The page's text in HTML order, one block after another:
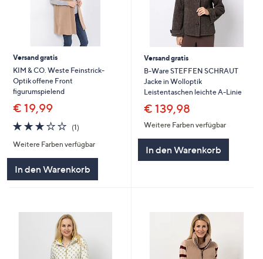
Versand gratis
KIM & CO. Weste Feinstrick-
Optik offene Front
figurumspielend
€ 19,99
3.0
von
5
(1)1
Weitere Farben verfügbar
In den Warenkorb
Versand gratis
B-Ware STEFFEN SCHRAUT
Jacke in Wolloptik
Leistentaschen leichte A-Linie
€ 139,98
Weitere Farben verfügbar
In den Warenkorb